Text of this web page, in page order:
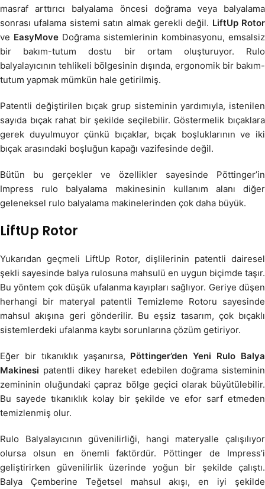
masraf arttırıcı balyalama öncesi doğrama veya balyalama
sonrası ufalama sistemi satın almak gerekli değil. LiftUp Rotor
ve EasyMove Doğrama sistemlerinin kombinasyonu, emsalsiz
bir bakım-tutum dostu bir ortam oluşturuyor. Rulo
balyalayıcının tehlikeli bölgesinin dışında, ergonomik bir bakım-
tutum yapmak mümkün hale getirilmiş.
Patentli değiştirilen bıçak grup sisteminin yardımıyla, istenilen
sayıda bıçak rahat bir şekilde seçilebilir. Göstermelik bıçaklara
gerek duyulmuyor çünkü bıçaklar, bıçak boşluklarının ve iki
bıçak arasındaki boşluğun kapağı vazifesinde değil.
Bütün bu gerçekler ve özellikler sayesinde Pöttinger’in
Impress rulo balyalama makinesinin kullanım alanı diğer
geleneksel rulo balyalama makinelerinden çok daha büyük.
LiftUp Rotor
Yukarıdan geçmeli LiftUp Rotor, dişlilerinin patentli dairesel
şekli sayesinde balya rulosuna mahsulü en uygun biçimde taşır.
Bu yöntem çok düşük ufalanma kayıpları sağlıyor. Geriye düşen
herhangi bir materyal patentli Temizleme Rotoru sayesinde
mahsul akışına geri gönderilir. Bu eşsiz tasarım, çok bıçaklı
sistemlerdeki ufalanma kaybı sorunlarına çözüm getiriyor.
Eğer bir tıkanıklık yaşanırsa, Pöttinger’den Yeni Rulo Balya
Makinesi patentli dikey hareket edebilen doğrama sisteminin
zemininin oluğundaki çapraz bölge geçici olarak büyütülebilir.
Bu sayede tıkanıklık kolay bir şekilde ve efor sarf etmeden
temizlenmiş olur.
Rulo Balyalayıcının güvenilirliği, hangi materyalle çalışılıyor
olursa olsun en önemli faktördür. Pöttinger de Impress’i
geliştirirken güvenilirlik üzerinde yoğun bir şekilde çalıştı.
Balya Çemberine Teğetsel mahsul akışı, en iyi şekilde